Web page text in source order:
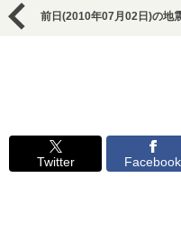
前日(2010年07月02日)の地
Twitter Facebook